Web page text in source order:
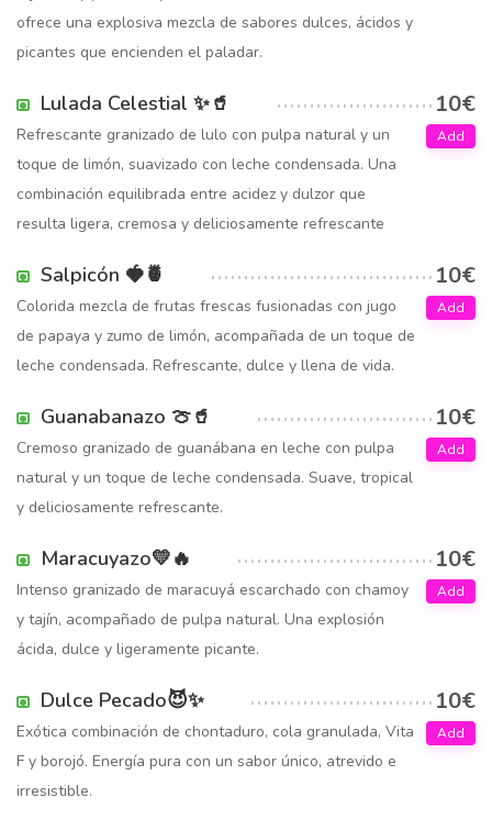
ofrece una explosiva mezcla de sabores dulces, ácidos y
picantes que encienden el paladar.
Lulada Celestial ✨🥤 10€
Refrescante granizado de lulo con pulpa natural y un
toque de limón, suavizado con leche condensada. Una
combinación equilibrada entre acidez y dulzor que
resulta ligera, cremosa y deliciosamente refrescante
Add
Salpicón 🍓🍍 10€
Colorida mezcla de frutas frescas fusionadas con jugo
de papaya y zumo de limón, acompañada de un toque de
leche condensada. Refrescante, dulce y llena de vida.
Add
Guanabanazo 🍈🥤 10€
Cremoso granizado de guanábana en leche con pulpa
natural y un toque de leche condensada. Suave, tropical
y deliciosamente refrescante.
Add
Maracuyazo💛🔥 10€
Intenso granizado de maracuyá escarchado con chamoy
y tajín, acompañado de pulpa natural. Una explosión
ácida, dulce y ligeramente picante.
Add
Dulce Pecado😈✨ 10€
Exótica combinación de chontaduro, cola granulada, Vita
F y borojó. Energía pura con un sabor único, atrevido e
irresistible.
Add